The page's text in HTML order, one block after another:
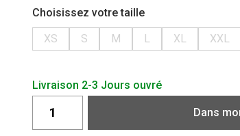
Choisissez votre taille
XS
S M L XL XXL
Livraison 2-3 Jours ouvré
Dans